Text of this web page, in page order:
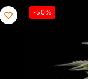
-50%